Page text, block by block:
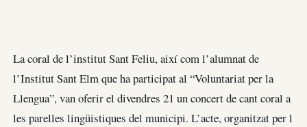
La coral de l’institut Sant Feliu, així com l’alumnat de
l’Institut Sant Elm que ha participat al “Voluntariat per la
Llengua”, van oferir el divendres 21 un concert de cant coral a
les parelles lingüistiques del municipi. L’acte, organitzat per l